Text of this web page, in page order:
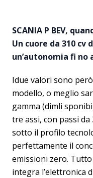
SCANIA P BEV,
Un cuore da 310
un’autonomia fi no
Idue valori sono
modello, o meglio
gamma (dimli
tre assi, con passi da
sotto il profilo
perfettamente il
emissioni zero.
integra l’elettronica